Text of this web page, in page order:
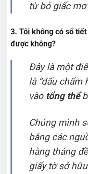
từ bỏ giấc
3. Tôi không có sổ
được không?
Đây là một
là “dấu chấm
vào tổng thể
Chúng mình
bằng các
hàng tháng
giấy tờ sở